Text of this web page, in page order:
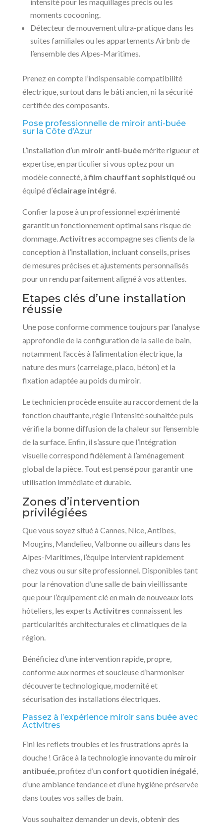
moments cocooning.
Détecteur de mouvement ultra-pratique dans les
suites familiales ou les appartements Airbnb de
l’ensemble des Alpes-Maritimes.
Prenez en compte l’indispensable compatibilité
électrique, surtout dans le bâti ancien, ni la sécurité
certifiée des composants.
Pose professionnelle de miroir anti-buée
sur la Côte d’Azur
L’installation d’un miroir anti-buéemérite rigueur et
expertise, en particulier si vous optez pour un
modèle connecté, àfilm chauffant sophistiquéou
équipé d’éclairage intégré.
Confier la pose à un professionnel expérimenté
garantit un fonctionnement optimal sans risque de
dommage.Activitres accompagne ses clients de la
conception à l’installation, incluant conseils, prises
de mesures précises et ajustements personnalisés
pour un rendu parfaitement aligné à vos attentes.
Etapes clés d’une installation
réussie
Une pose conforme commence toujours par l’analyse
approfondie de la configuration de la salle de bain,
notamment l’accès à l’alimentation électrique, la
nature des murs (carrelage, placo, béton) et la
fixation adaptée au poids du miroir.
Le technicien procède ensuite au raccordement de la
fonction chauffante, règle l’intensité souhaitée puis
vérifie la bonne diffusion de la chaleur sur l’ensemble
de la surface. Enfin, il s’assure que l’intégration
visuelle correspond fidèlement à l’aménagement
global de la pièce. Tout est pensé pour garantir une
utilisation immédiate et durable.
Zones d’intervention
privilégiées
Que vous soyez situé à Cannes, Nice, Antibes,
Mougins, Mandelieu, Valbonne ou ailleurs dans les
Alpes-Maritimes, l’équipe intervient rapidement
chez vous ou sur site professionnel. Disponibles tant
pour la rénovation d’une salle de bain vieillissante
que pour l’équipement clé en main de nouveaux lots
hôteliers, les experts Activitres connaissent les
particularités architecturales et climatiques de la
région.
Bénéficiez d’une intervention rapide, propre,
conforme aux normes et soucieuse d’harmoniser
découverte technologique, modernité et
sécurisation des installations électriques.
Passez à l’expérience miroir sans buée avec
Activitres
Fini les reflets troubles et les frustrations après la
douche ! Grâce à la technologie innovante du miroir
antibuée, profitez d’un confort quotidien inégalé,
d’une ambiance tendance et d’une hygiène préservée
dans toutes vos salles de bain.
Vous souhaitez demander un devis, obtenir des